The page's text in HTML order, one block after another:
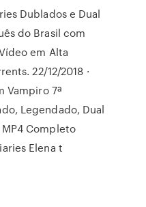
Dublados e Dual
do Brasil com
em Alta
22/12/2018 ·
Vampiro 7ª
Legendado, Dual
Completo
Elena t